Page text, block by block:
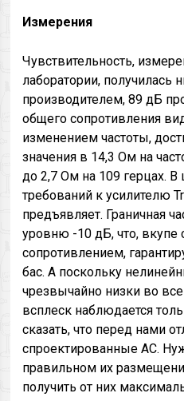
Измерения
Чувствительность,
лаборатории, получилась
производителем, 89 дБ
общего сопротивления
изменением частоты,
значения в 14,3 Ом на
до 2,7 Ом на 109 герцах.
требований к усилителю
предъявляет. Граничная
уровню -10 дБ, что,
сопротивлением,
бас. А поскольку
чрезвычайно низки во
всплеск наблюдается
сказать, что перед нами
спроектированные АС.
правильном их
получить от них